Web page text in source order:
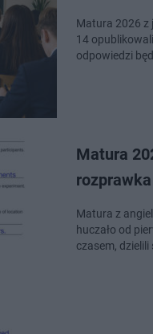
Matura 2026 z
14
odpowiedzi
Matura
rozprawka
Matura z
huczało od
czasem, dzielili